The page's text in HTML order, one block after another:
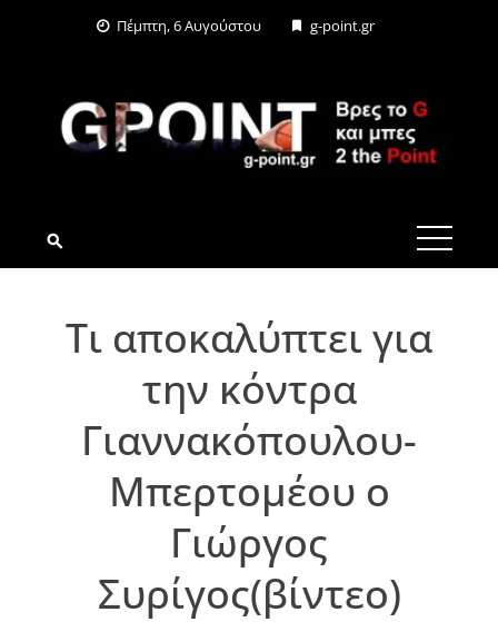
Πέμπτη, 6 Αυγούστου g-point.gr
G-POINT.GR
Τι αποκαλύπτει για
την κόντρα
Γιαννακόπουλου-
Mπερτομέου ο
Γιώργος
Συρίγος(βίντεο)